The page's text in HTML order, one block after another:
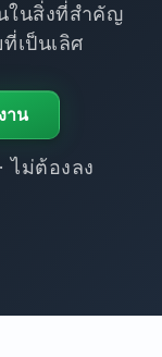
ในสิ่งที่สำคัญ
เป็นเลิศ
าน
ไม่ต้องลง